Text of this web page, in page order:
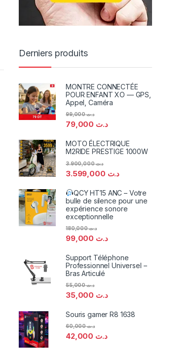
Derniers produits
MONTRE CONNECTÉE
POUR ENFANT XO — GPS,
Appel, Caméra
د.ت
د.ت99,000
MOTO ÉLECTRIQUE
M2RIDE PRESTIGE 1000W
د.ت
د.ت3.900,000
QCY HT15 ANC – Votre
bulle de silence pour une
expérience sonore
exceptionnelle
د.ت
د.ت180,000
Support Téléphone
Professionnel Universel –
Bras Articulé
د.ت
د.ت55,000
Souris gamer R8 1638
د.ت
د.ت60,000